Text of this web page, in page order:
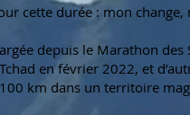
cette durée : mon change,
depuis le Marathon des
en février 2022, et
km dans un territoire